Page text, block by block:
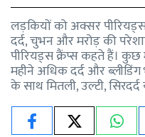
लड़कियों को अक्सर
दर्द, चुभन और मरोड़ की
पीरियड्स क्रैंप्स कहते हैं।
महीने अधिक दर्द और
के साथ मितली, उल्टी, सिरदर्द